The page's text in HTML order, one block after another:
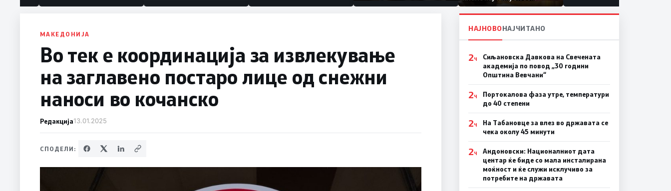
половина тунел во слепа
првачиња помалку
МАКЕДОНИЈА
Во тек е координација за извлекување
на заглавено постаро лице од снежни
наноси во кочанско
Редакција13.01.2025
СПОДЕЛИ:
НАЈНОВОНАЈЧИТАНО
2Ч
Сиљановска Давкова на Свечената
академија по повод „30 години
Општина Вевчани“
2Ч
Портокалова фаза утре, температури
до 40 степени
2Ч
На Табановце за влез во државата се
чека околу 45 минути
2Ч
Андоновски: Националниот дата
центар ќе биде со мала инсталирана
моќност и ќе служи исклучиво за
потребите на државата